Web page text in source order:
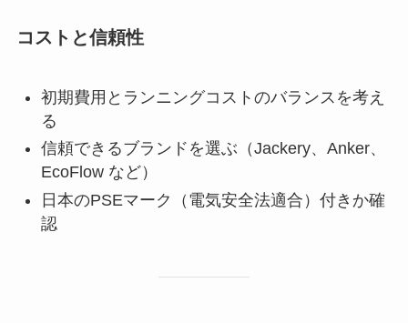
コストと信頼性
初期費用とランニングコストのバランスを考え
る
信頼できるブランドを選ぶ（Jackery、Anker、
EcoFlow など）
日本のPSEマーク（電気安全法適合）付きか確
認